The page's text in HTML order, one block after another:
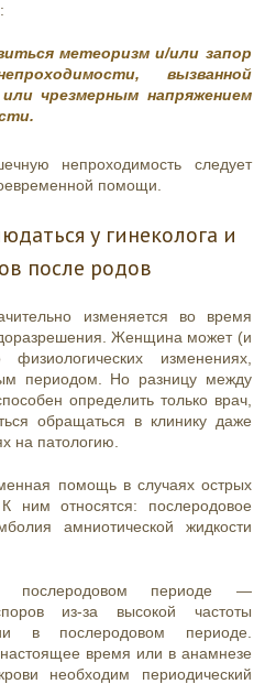
метеоризм и/или запор
вызванной
чрезмерным напряжением
непроходимость следует
помощи.
у гинеколога и
после родов
изменяется во время
Женщина может (и
изменениях,
периодом. Но разницу между
определить только врач,
обращаться в клинику даже
на патологию.
помощь в случаях острых
ним относятся: послеродовое
амниотической жидкости
в послеродовом периоде —
из-за высокой частоты
в послеродовом периоде.
время или в анамнезе
необходим периодический